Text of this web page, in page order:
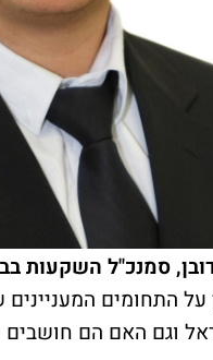
סמנכ"ל
על התחומים
וגם האם הם